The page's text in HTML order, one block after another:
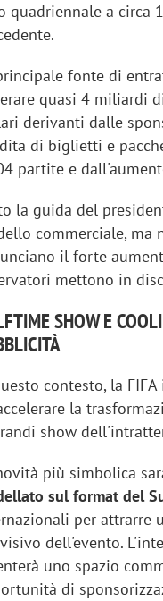
quadriennale a
fonte di
quasi 4 miliardi
derivanti dalle
di biglietti e
partite e
la guida del
commerciale, ma
il forte
mettono in
SHOW E
contesto, la
la
show
più simbolica
sul format del
per attrarre
dell'evento.
uno spazio
di
Emanuele Viora di
«La creatività resta
amplificare il